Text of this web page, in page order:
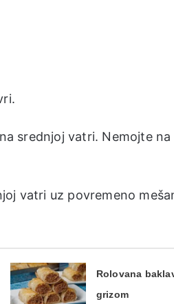
srednjoj vatri. Nemojte na
vatri uz povremeno
Rolovana
grizom